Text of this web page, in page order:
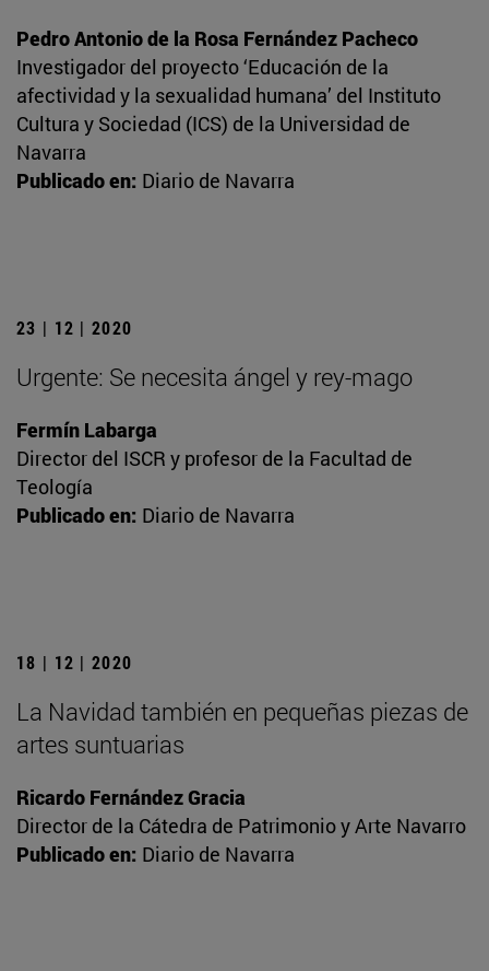
Pedro Antonio de la Rosa Fernández Pacheco
Investigador del proyecto ‘Educación de la
afectividad y la sexualidad humana’ del Instituto
Cultura y Sociedad (ICS) de la Universidad de
Navarra
Publicado en: Diario de Navarra
23 | 12 | 2020
Urgente: Se necesita ángel y rey-mago
Fermín Labarga
Director del ISCR y profesor de la Facultad de
Teología
Publicado en: Diario de Navarra
18 | 12 | 2020
La Navidad también en pequeñas piezas de
artes suntuarias
Ricardo Fernández Gracia
Director de la Cátedra de Patrimonio y Arte Navarro
Publicado en: Diario de Navarra